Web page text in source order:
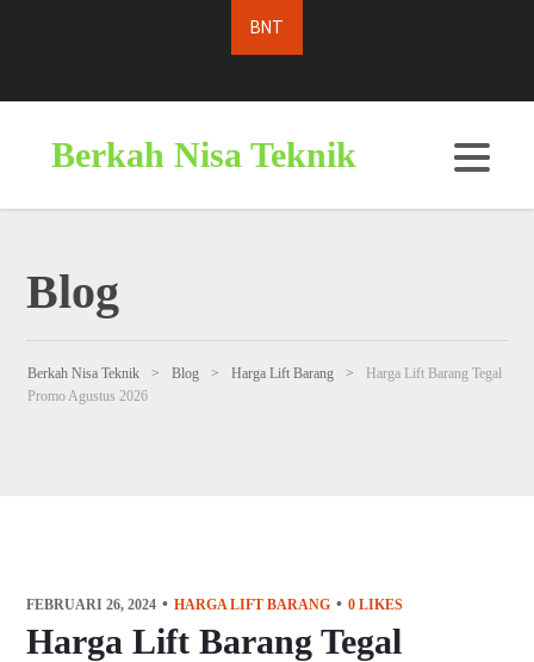
Berkah Nisa Teknik
Blog
Berkah Nisa Teknik > Blog > Harga Lift Barang >
Harga Lift Barang Tegal
Promo Agustus 2026
FEBRUARI 26, 2024 HARGA LIFT BARANG 0 LIKES
Harga Lift Barang Tegal